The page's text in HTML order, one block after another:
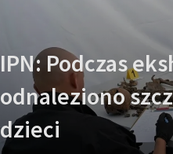
IPN: Podczas
odnaleziono
dzieci